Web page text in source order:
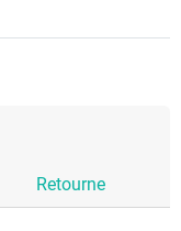
Retourne